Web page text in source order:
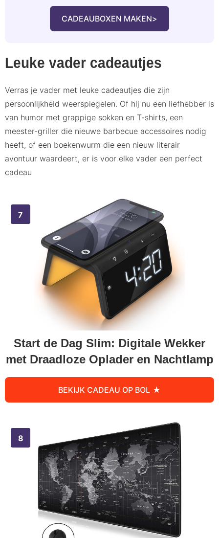
CADEAUBOXEN MAKEN
Leuke vader cadeautjes
Verras je vader met leuke cadeautjes die zijn
persoonlijkheid weerspiegelen. Of hij nu een liefhebber is
van humor met grappige sokken en T-shirts, een
meester-griller die nieuwe barbecue accessoires nodig
heeft, of een boekenwurm die een nieuw literair
avontuur waardeert, er is voor elke vader een perfect
cadeau
Start de Dag Slim: Digitale Wekker
met Draadloze Oplader en Nachtlamp
BEKIJK CADEAU OP BOL